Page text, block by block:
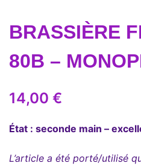
BRASSIÈRE
80B –
14,00 €
État : seconde main –
L’article a été porté/utilisé